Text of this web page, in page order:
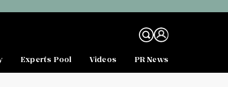
Experts Pool Videos PR News